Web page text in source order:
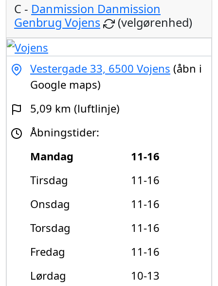
C - Danmission Danmission
Genbrug Vojens
(velgørenhed)
Vestergade 33, 6500 Vojens (åbn i
Google maps)
5,09 km (luftlinje)
Åbningstider:
Mandag
11-16
Tirsdag
11-16
Onsdag
11-16
Torsdag
11-16
Fredag
11-16
Lørdag
10-13